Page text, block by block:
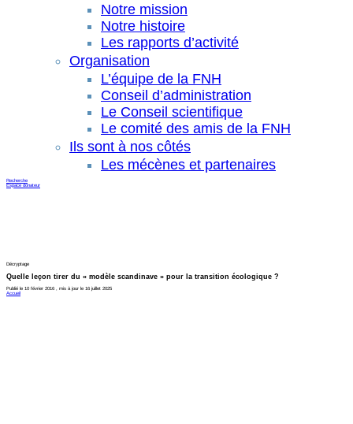
Notre mission
Notre histoire
Les rapports d’activité
Organisation
L’équipe de la FNH
Conseil d’administration
Le Conseil scientifique
Le comité des amis de la FNH
Ils sont à nos côtés
Les mécènes et partenaires
Recherche
Espace donateur
Décryptage
Quelle leçon tirer du « modèle scandinave » pour la transition écologique ?
Publié le 10 février 2016 , mis à jour le 16 juillet 2025
Accueil